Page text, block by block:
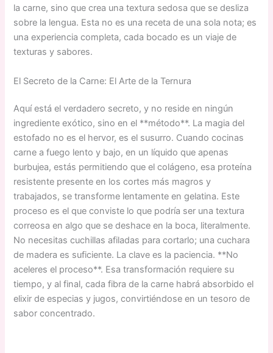
la carne, sino que crea una textura sedosa que se desliza
sobre la lengua. Esta no es una receta de una sola nota; es
una experiencia completa, cada bocado es un viaje de
texturas y sabores.
El Secreto de la Carne: El Arte de la Ternura
Aquí está el verdadero secreto, y no reside en ningún
ingrediente exótico, sino en el **método**. La magia del
estofado no es el hervor, es el susurro. Cuando cocinas
carne a fuego lento y bajo, en un líquido que apenas
burbujea, estás permitiendo que el colágeno, esa proteína
resistente presente en los cortes más magros y
trabajados, se transforme lentamente en gelatina. Este
proceso es el que conviste lo que podría ser una textura
correosa en algo que se deshace en la boca, literalmente.
No necesitas cuchillas afiladas para cortarlo; una cuchara
de madera es suficiente. La clave es la paciencia. **No
aceleres el proceso**. Esa transformación requiere su
tiempo, y al final, cada fibra de la carne habrá absorbido el
elixir de especias y jugos, convirtiéndose en un tesoro de
sabor concentrado.